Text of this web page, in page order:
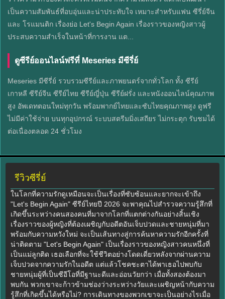
เป็นความสัมพันธ์ที่อบอุ่นและน่าประทับใจ เหมาะสำหรับแฟน ซีรี่ย์จีน
และ โรแมนติก เรื่องย่อ Let's Begin Again เรื่องราวของหญิงสาวผู้
ประสบความสำเร็จในหน้าที่การงาน แต...
ดูซีรีย์ออนไลน์ฟรีที่ Meseries มีซีรี่ย์
Meseries มีซีรี่ย์ รวบรวมซีรีย์และภาพยนตร์จากทั่วโลก ทั้ง ซีรีย์
เกาหลี ซีรีย์จีน ซีรีย์ไทย ซีรีย์ญี่ปุ่น ซีรีย์ฝรั่ง และหนังออนไลน์คุณภาพ
สูง อัพเดทตอนใหม่ทุกวัน พร้อมพากย์ไทยและซับไทยคุณภาพสูง ดูฟรี
ไม่มีค่าใช้จ่าย บนทุกอุปกรณ์ ระบบสตรีมมิ่งเสถียร ไม่กระตุก รับชมได้
ต่อเนื่องตลอด 24 ชั่วโมง
รีวิวซีรี่ย์
ในโลกที่ความรักดูเหมือนจะเป็นเรื่องที่ซับซ้อนและยากจะเข้าถึง
"Let's Begin Again" ซีรีย์ไทยปี 2026 จะพาคุณไปสำรวจความรู้สึกที่
เกิดขึ้นระหว่างคนสองคนที่มาจากโลกที่แตกต่างกันอย่างสิ้นเชิง
เรื่องราวของผู้หญิงที่ต้องเผชิญกับอดีตอันเจ็บปวดและชายหนุ่มที่มา
พร้อมกับความหวังใหม่ จะเป็นเส้นทางสู่การค้นหาความรักอีกครั้งที่
น่าติดตาม "Let's Begin Again" เป็นเรื่องราวของหญิงสาวคนหนึ่งที่
เป็นแม่ลูกติด เธอเลือกที่จะใช้ชีวิตอย่างโดดเดี่ยวหลังจากผ่านความ
เจ็บปวดจากความรักในอดีต แต่แล้วโชคชะตาได้พาเธอไปพบกับ
ชายหนุ่มผู้ที่เป็นซีอีโอที่มีฐานะดีและอ่อนวัยกว่า เมื่อทั้งสองต้องมา
พบกัน พวกเขาจะก้าวข้ามช่องว่างระหว่างวัยและเผชิญหน้ากับความ
รู้สึกที่เกิดขึ้นได้หรือไม่? การเดินทางของพวกเขาจะเป็นอย่างไรเมื่อ